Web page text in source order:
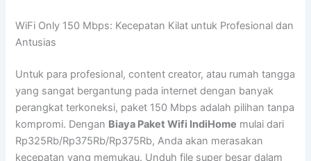
WiFi Only 150 Mbps: Kecepatan Kilat untuk Profesional dan
Antusias
Untuk para profesional, content creator, atau rumah tangga
yang sangat bergantung pada internet dengan banyak
perangkat terkoneksi, paket 150 Mbps adalah pilihan tanpa
kompromi. Dengan Biaya Paket Wifi IndiHome mulai dari
Rp325Rb/Rp375Rb/Rp375Rb, Anda akan merasakan
kecepatan yang memukau. Unduh file super besar dalam